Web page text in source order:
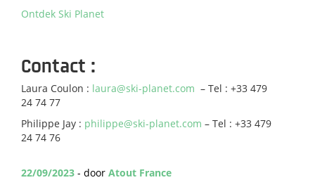
Ontdek Ski Planet
Contact :
Laura Coulon : laura@ski-planet.com – Tel : +33 479
24 74 77
Philippe Jay : philippe@ski-planet.com – Tel : +33 479
24 74 76
22/09/2023 - door Atout France